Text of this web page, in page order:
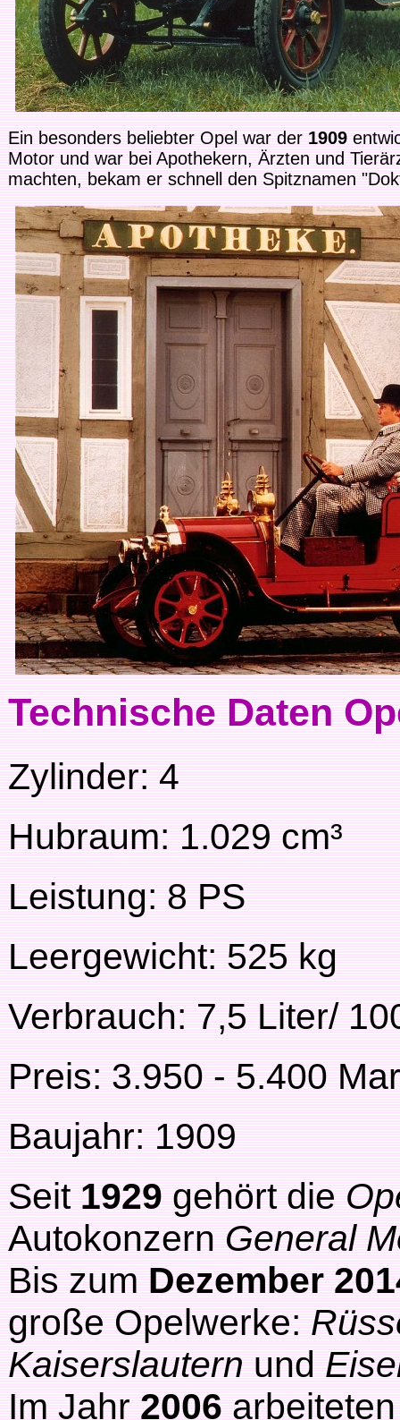
Ein besonders beliebter Opel war der1909
Motor und war bei Apothekern, Ärzten und
machten, bekam er schnell den Spitznamen
Technische Daten
Zylinder: 4
Hubraum: 1.029 cm³
Leistung: 8 PS
Leergewicht: 525 kg
Verbrauch: 7,5 Liter/
Preis: 3.950 - 5.400
Baujahr: 1909
Seit1929gehört die
AutokonzernGeneral
Bis zumDezember
große Opelwerke:
Kaiserslauternund
Im Jahr2006